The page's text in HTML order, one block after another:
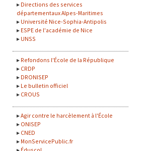
Directions des services
départementaux Alpes-Maritimes
Université Nice-Sophia-Antipolis
ESPE de l'académie de Nice
UNSS
Refondons l'École de la République
CRDP
DRONISEP
Le bulletin officiel
CROUS
Agir contre le harcèlement à l'École
ONISEP
CNED
MonServicePublic.fr